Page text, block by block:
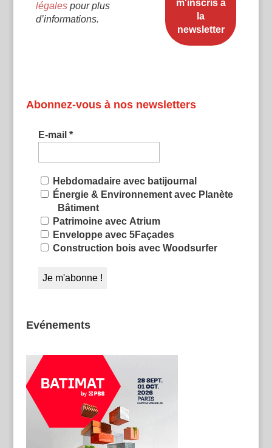
légalespour plus
d’informations.
Abonnez-vous à nos newsletters
E-mail *
Hebdomadaire avec batijournal
Énergie & Environnement avec Planète
Bâtiment
Patrimoine avec Atrium
Enveloppe avec 5Façades
Construction bois avec Woodsurfer
Evénements